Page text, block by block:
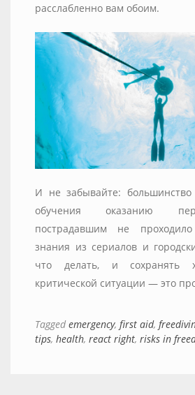
расслабленно вам обоим.
И не забывайте:
обучения оказанию
пострадавшим не
знания из сериалов и
что делать, и сохранять
критической ситуации — это
Taggedemergency, first aid,
tips, health, react right, risks in